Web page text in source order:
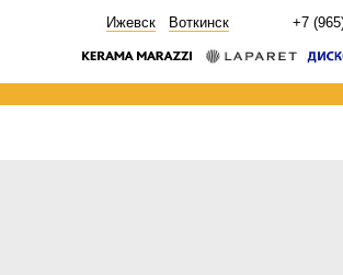
+7
Ижевск Воткинск